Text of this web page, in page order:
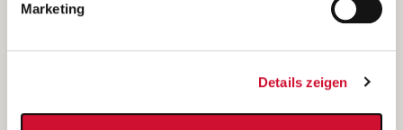
Marketing
Details zeigen
Bewerbung als Altenpflegehelfer*in